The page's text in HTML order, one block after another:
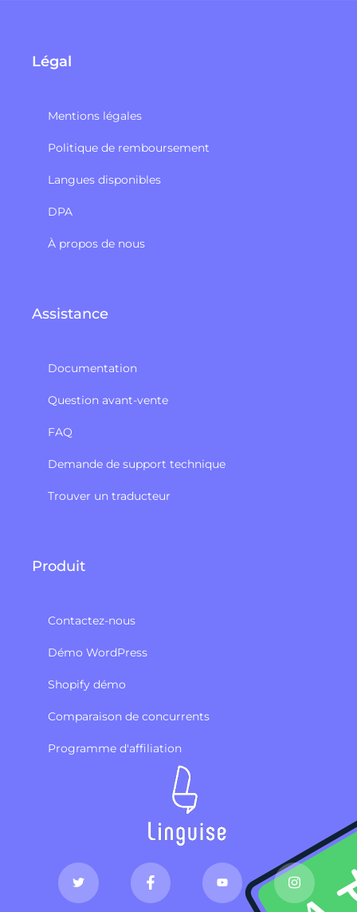
Légal
Mentions légales
Politique de remboursement​
Langues disponibles
DPA
À propos de nous
Assistance
Documentation
Question avant-vente
FAQ
Demande de support technique
Trouver un traducteur
Produit
Contactez-nous
Démo WordPress
Shopify démo
Comparaison de concurrents
Programme d'affiliation